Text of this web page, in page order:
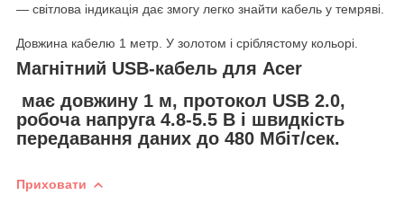
— світлова індикація дає змогу легко знайти кабель у темряві.
Довжина кабелю 1 метр. У золотом і сріблястому кольорі.
Магнітний USB-кабель для Acer
має довжину 1 м, протокол USB 2.0,
робоча напруга 4.8-5.5 В і швидкість
передавання даних до 480 Мбіт/сек.
Приховати